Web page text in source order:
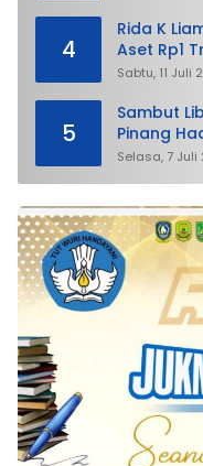
4
Rida K
Aset Rp1
Membela
Sabtu, 11 Juli
5
Sambut
Pinang
Getaway”
Selasa, 7 Juli